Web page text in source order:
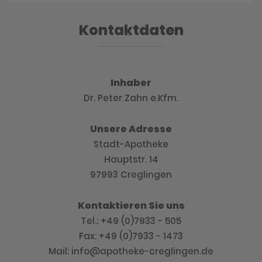
Kontaktdaten
Inhaber
Dr. Peter Zahn e.Kfm.
Unsere Adresse
Stadt-Apotheke
Hauptstr. 14
97993 Creglingen
Kontaktieren Sie uns
Tel.: +49 (0)7933 - 505
Fax: +49 (0)7933 - 1473
Mail: info@apotheke-creglingen.de